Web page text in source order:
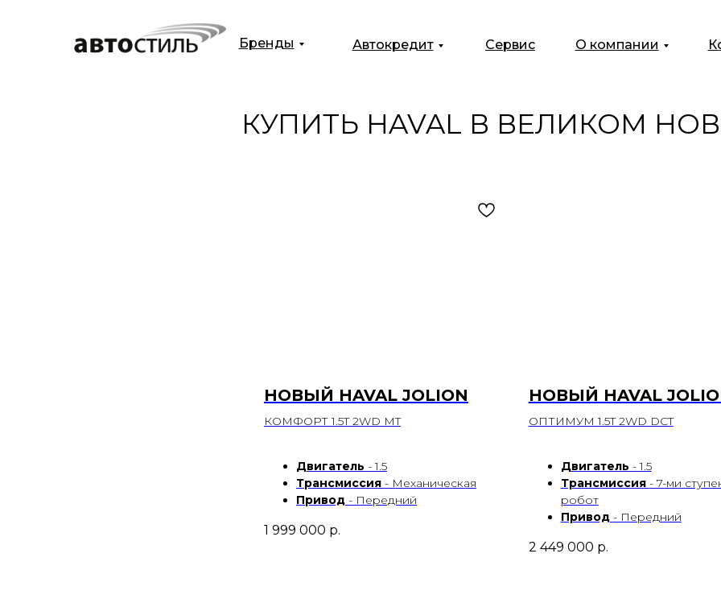
Бренды Автокредит Сервис О компании
КУПИТЬ HAVAL В ВЕЛИКОМ
НОВЫЙ HAVAL JOLION
КОМФОРТ 1.5T 2WD MT
Двигатель - 1.5
Трансмиссия - Механическая
Привод - Передний
1 999 000 р.
НОВЫЙ HAVAL
ОПТИМУМ 1.5T 2WD DCT
Двигатель - 1.5
Трансмиссия - 7-ми
робот
Привод - Передний
2 449 000 р.